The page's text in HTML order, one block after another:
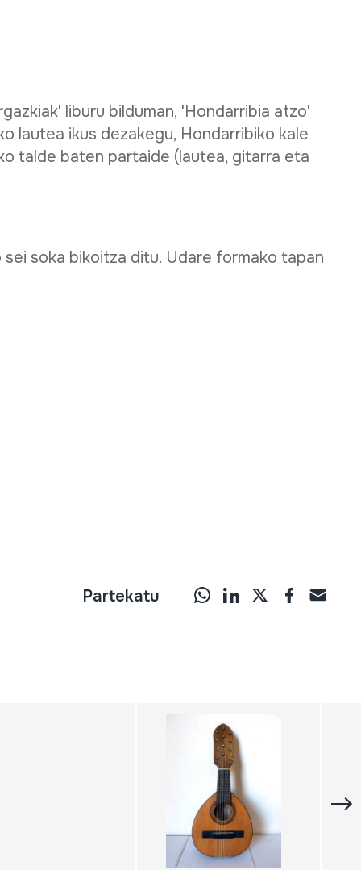
liburu bilduman, 'Hondarribia atzo'
lautea ikus dezakegu, Hondarribiko kale
talde baten partaide (lautea, gitarra eta
soka bikoitza ditu. Udare formako tapan
Partekatu